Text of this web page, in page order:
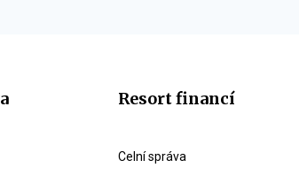
Resort financí
Celní správa